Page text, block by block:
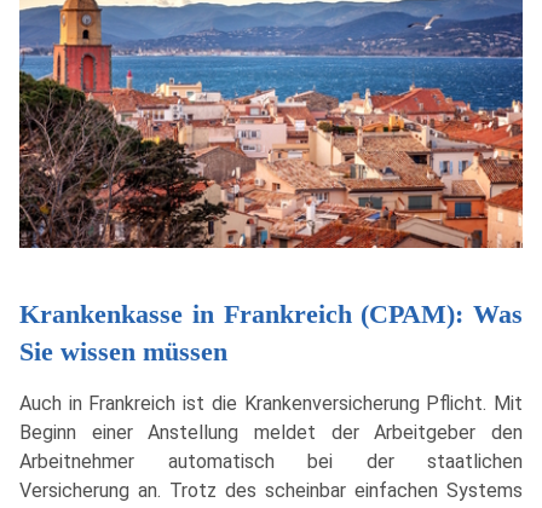
Krankenkasse in Frankreich (CPAM): Was
Sie wissen müssen
Auch in Frankreich ist die Krankenversicherung Pflicht. Mit
Beginn einer Anstellung meldet der Arbeitgeber den
Arbeitnehmer automatisch bei der staatlichen
Versicherung an. Trotz des scheinbar einfachen Systems